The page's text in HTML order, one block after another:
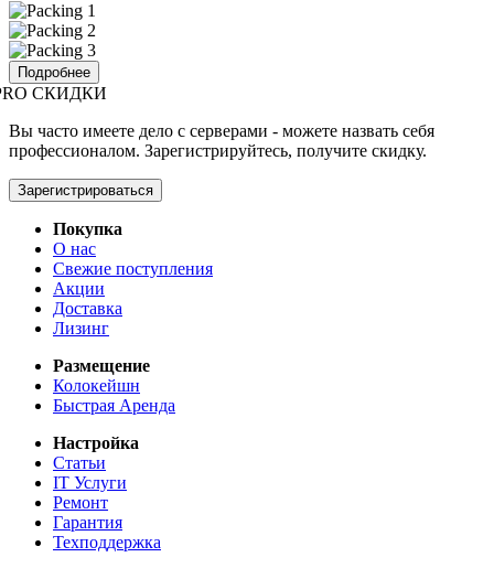
Подробнее
СКИДКИ
Вы часто имеете дело с серверами - можете назвать себя
профессионалом. Зарегистрируйтесь, получите скидку.
Зарегистрироваться
Покупка
О нас
Свежие поступления
Акции
Доставка
Лизинг
Размещение
Колокейшн
Быстрая Аренда
Настройка
Статьи
IT Услуги
Ремонт
Гарантия
Техподдержка